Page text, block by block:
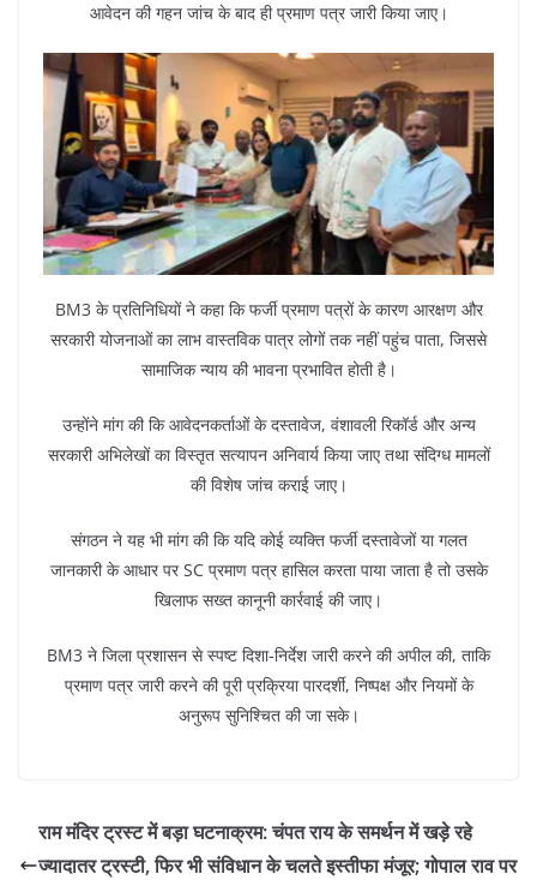
आवेदन की गहन जांच के बाद ही प्रमाण पत्र जारी किया जाए।
BM3 के प्रतिनिधियों ने कहा कि फर्जी प्रमाण पत्रों के कारण आरक्षण और
सरकारी योजनाओं का लाभ वास्तविक पात्र लोगों तक नहीं पहुंच पाता, जिससे
सामाजिक न्याय की भावना प्रभावित होती है।
उन्होंने मांग की कि आवेदनकर्ताओं के दस्तावेज, वंशावली रिकॉर्ड और अन्य
सरकारी अभिलेखों का विस्तृत सत्यापन अनिवार्य किया जाए तथा संदिग्ध मामलों
की विशेष जांच कराई जाए।
संगठन ने यह भी मांग की कि यदि कोई व्यक्ति फर्जी दस्तावेजों या गलत
जानकारी के आधार पर SC प्रमाण पत्र हासिल करता पाया जाता है तो उसके
खिलाफ सख्त कानूनी कार्रवाई की जाए।
BM3 ने जिला प्रशासन से स्पष्ट दिशा-निर्देश जारी करने की अपील की, ताकि
प्रमाण पत्र जारी करने की पूरी प्रक्रिया पारदर्शी, निष्पक्ष और नियमों के
अनुरूप सुनिश्चित की जा सके।
राम मंदिर ट्रस्ट में बड़ा घटनाक्रम: चंपत राय के समर्थन में खड़े रहे
ज्यादातर ट्रस्टी, फिर भी संविधान के चलते इस्तीफा मंजूर; गोपाल राव पर